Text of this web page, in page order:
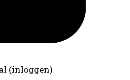
(inloggen)